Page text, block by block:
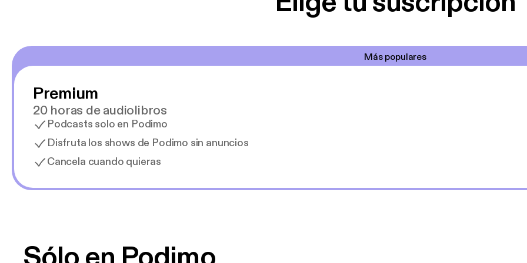
Más populares
Premium
20 horas de audiolibros
Podcasts solo en Podimo
Disfruta los shows de Podimo sin anuncios
Cancela cuando quieras